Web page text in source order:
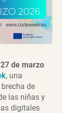
de marzo
, una
de
las niñas y
digitales